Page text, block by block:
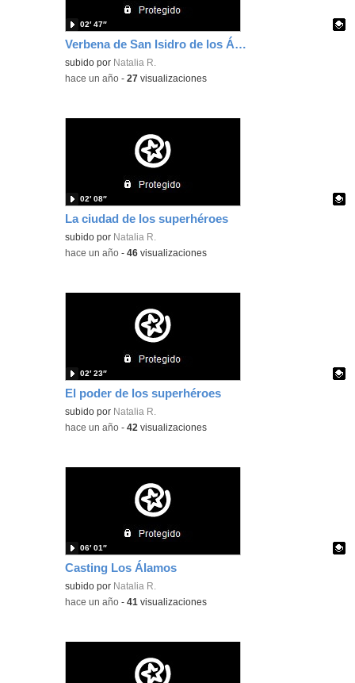
Verbena de San Isidro de los Álamos
Contenido educativo.
subido por Natalia R.
02′ 47″
-hace un año -27 visualizaciones
La ciudad de los superhéroes
Contenido educativo.
subido por Natalia R.
02′ 08″
-hace un año -46 visualizaciones
El poder de los superhéroes
Contenido educativo.
subido por Natalia R.
02′ 23″
-hace un año -42 visualizaciones
Casting Los Álamos
Contenido educativo.
subido por Natalia R.
06′ 01″
-hace un año -41 visualizaciones